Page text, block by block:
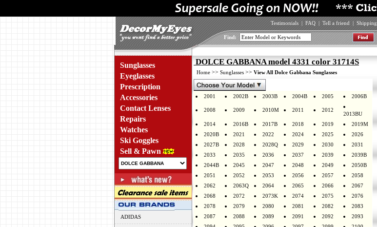
Testimonials | FAQ | Tell a friend | Shipping
Find:
Sunglasses
Eyeglasses
Prescription
Accessories
Contact Lenses
Repairs
Watches
Ski Goggles
Sell & Pawn
ADIDAS
DOLCE GABBANA model 4331 color 31714S
Home >> Sunglasses >> View All Dolce Gabbana Sunglasses
2001 2002B 2003B 2004B 2005 2006B
2008 2009 2010M 2011 2012
2013BU
2014
2016B 2017B 2018 2019
2019M
2020B
2021 2022 2024 2025
2026
2027B
2028 2028Q 2029 2030
2031
2033
2035 2036 2037 2039
2039B
2044B
2045 2047 2048 2049
2050B
2051
2052 2053 2056 2057
2058
2062
2063Q 2064 2065 2066
2067
2068
2072 2073K 2074 2075
2076
2078
2079 2080 2081 2082
2083
2087
2088 2089 2091 2092
2093